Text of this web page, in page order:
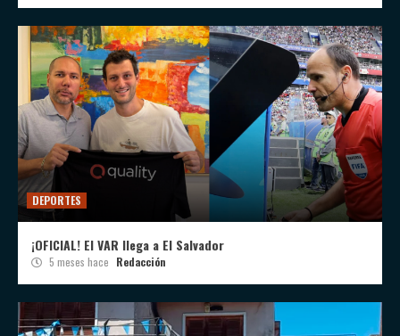
DEPORTES
¡OFICIAL! El VAR llega a El Salvador
5 meses hace Redacción